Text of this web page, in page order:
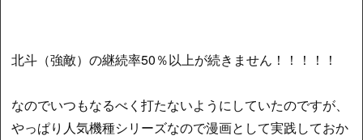
北斗（強敵）の継続率50％以上が続きません！！！！！
なのでいつもなるべく打たないようにしていたのですが、
やっぱり人気機種シリーズなので漫画として実践しておか